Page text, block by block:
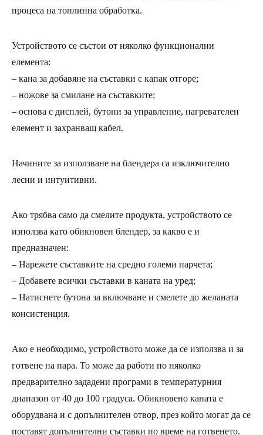
процеса на топлинна обработка.
Устройството се състои от няколко функционални
елемента:
– кана за добавяне на съставки с капак отгоре;
– ножове за смилане на съставките;
– основа с дисплей, бутони за управление, нагревателен
елемент и захранващ кабел.
Начините за използване на блендера са изключително
лесни и интуитивни.
Ако трябва само да смелите продукта, устройството се
използва като обикновен блендер, за какво е и
предназначен:
– Нарежете съставките на средно големи парчета;
– Добавете всички съставки в каната на уред;
– Натиснете бутона за включване и смелете до желаната
консистенция.
Ако е необходимо, устройството може да се използва и за
готвене на пара. То може да работи по няколко
предварително зададени програми в температурния
диапазон от 40 до 100 градуса. Обикновено каната е
оборудвана и с допълнителен отвор, през който могат да се
поставят допълнителни съставки по време на готвенето.